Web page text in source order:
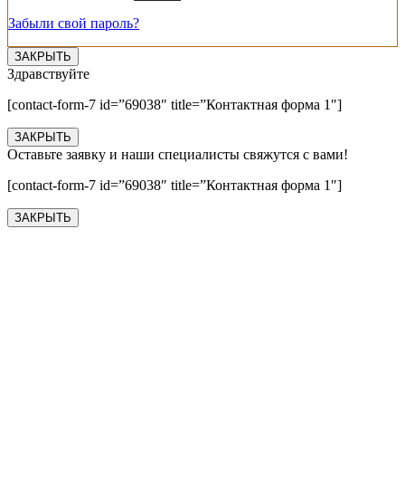
Забыли свой пароль?
ЗАКРЫТЬ
Здравствуйте
[contact-form-7 id=”69038″ title=”Контактная форма 1″]
ЗАКРЫТЬ
Оставьте заявку и наши специалисты свяжутся с вами!
[contact-form-7 id=”69038″ title=”Контактная форма 1″]
ЗАКРЫТЬ